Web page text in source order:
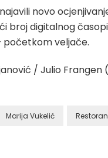
novo
broj digitalnog
početkom veljače.
/ Julio Frangen
Marija Vukelić